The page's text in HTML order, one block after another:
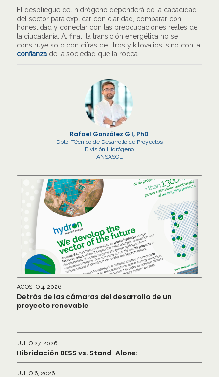
El despliegue del hidrógeno dependerá de la capacidad
del sector para explicar con claridad, comparar con
honestidad y conectar con las preocupaciones reales de
la ciudadanía. Al final, la transición energética no se
construye solo con cifras de litros y kilovatios, sino con la
confianzade la sociedad que la rodea.
Rafael González Gil, PhD
Dpto. Técnico de Desarrollo de Proyectos
División Hidrógeno
ANSASOL
AGOSTO 4, 2026
Detrás de las cámaras del desarrollo de un
proyecto renovable
JULIO 27, 2026
Hibridación BESS vs. Stand-Alone:
JULIO 6, 2026